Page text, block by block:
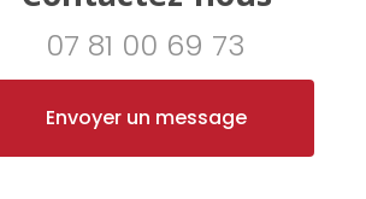
07 81 00 69 73
Envoyer un message